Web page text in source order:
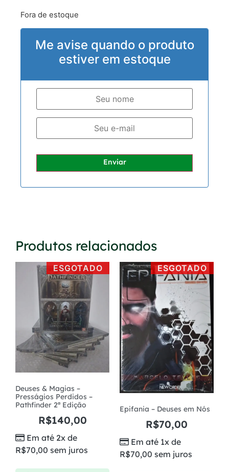
Fora de estoque
Me avise quando o produto
estiver em estoque
Enviar
Produtos relacionados
ESGOTADO
Deuses & Magias –
Presságios Perdidos –
Pathfinder 2ª Edição
R$140,00
Em até 2x de
R$70,00 sem juros
ESGOTADO
Epifania – Deuses em Nós
R$70,00
Em até 1x de
R$70,00 sem juros